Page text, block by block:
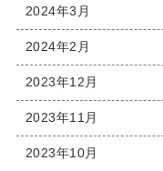
2024年3月
2024年2月
2023年12月
2023年11月
2023年10月